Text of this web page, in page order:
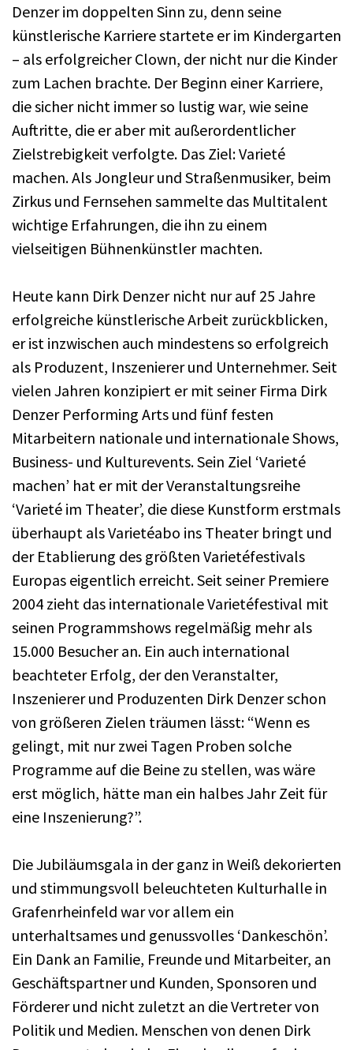
Denzer im doppelten Sinn zu, denn seine
künstlerische Karriere startete er im Kindergarten
– als erfolgreicher Clown, der nicht nur die Kinder
zum Lachen brachte. Der Beginn einer Karriere,
die sicher nicht immer so lustig war, wie seine
Auftritte, die er aber mit außerordentlicher
Zielstrebigkeit verfolgte. Das Ziel: Varieté
machen. Als Jongleur und Straßenmusiker, beim
Zirkus und Fernsehen sammelte das Multitalent
wichtige Erfahrungen, die ihn zu einem
vielseitigen Bühnenkünstler machten.
Heute kann Dirk Denzer nicht nur auf 25 Jahre
erfolgreiche künstlerische Arbeit zurückblicken,
er ist inzwischen auch mindestens so erfolgreich
als Produzent, Inszenierer und Unternehmer. Seit
vielen Jahren konzipiert er mit seiner Firma Dirk
Denzer Performing Arts und fünf festen
Mitarbeitern nationale und internationale Shows,
Business- und Kulturevents. Sein Ziel ‘Varieté
machen’ hat er mit der Veranstaltungsreihe
‘Varieté im Theater’, die diese Kunstform erstmals
überhaupt als Varietéabo ins Theater bringt und
der Etablierung des größten Varietéfestivals
Europas eigentlich erreicht. Seit seiner Premiere
2004 zieht das internationale Varietéfestival mit
seinen Programmshows regelmäßig mehr als
15.000 Besucher an. Ein auch international
beachteter Erfolg, der den Veranstalter,
Inszenierer und Produzenten Dirk Denzer schon
von größeren Zielen träumen lässt: “Wenn es
gelingt, mit nur zwei Tagen Proben solche
Programme auf die Beine zu stellen, was wäre
erst möglich, hätte man ein halbes Jahr Zeit für
eine Inszenierung?”.
Die Jubiläumsgala in der ganz in Weiß dekorierten
und stimmungsvoll beleuchteten Kulturhalle in
Grafenrheinfeld war vor allem ein
unterhaltsames und genussvolles ‘Dankeschön’.
Ein Dank an Familie, Freunde und Mitarbeiter, an
Geschäftspartner und Kunden, Sponsoren und
Förderer und nicht zuletzt an die Vertreter von
Politik und Medien. Menschen von denen Dirk